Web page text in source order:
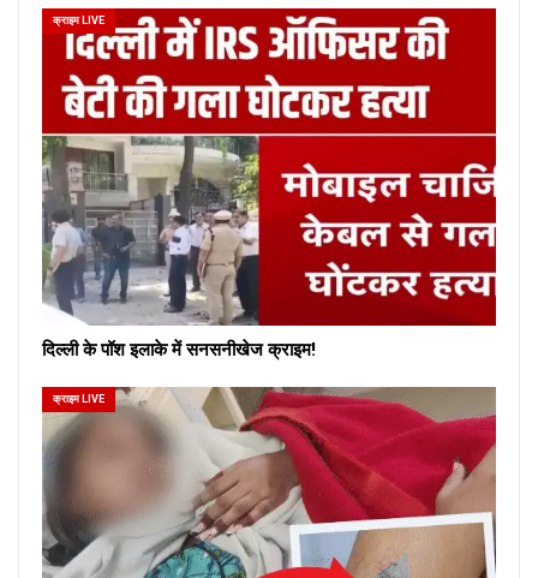
क्राइम LIVE
दिल्ली के पॉश इलाके में सनसनीखेज क्राइम!
क्राइम LIVE